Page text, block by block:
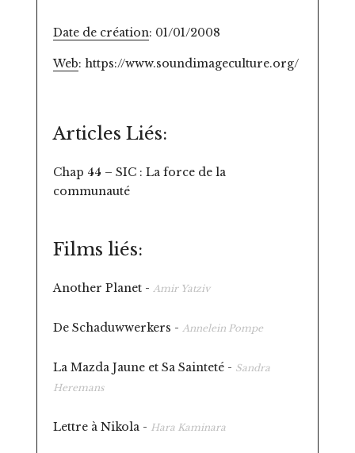
Date de création: 01/01/2008
Web: https://www.soundimageculture.org/
Articles Liés:
Chap 44 – SIC : La force de la
communauté
Films liés:
Another Planet - Amir Yatziv
De Schaduwwerkers - Annelein Pompe
La Mazda Jaune et Sa Sainteté - Sandra
Heremans
Lettre à Nikola - Hara Kaminara